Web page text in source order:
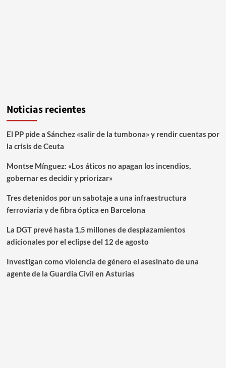
Noticias recientes
El PP pide a Sánchez «salir de la tumbona» y rendir cuentas por
la crisis de Ceuta
Montse Mínguez: «Los áticos no apagan los incendios,
gobernar es decidir y priorizar»
Tres detenidos por un sabotaje a una infraestructura
ferroviaria y de fibra óptica en Barcelona
La DGT prevé hasta 1,5 millones de desplazamientos
adicionales por el eclipse del 12 de agosto
Investigan como violencia de género el asesinato de una
agente de la Guardia Civil en Asturias